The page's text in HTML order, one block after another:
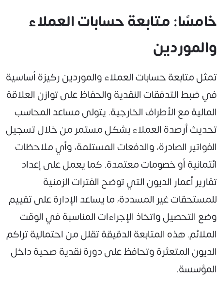
خامسًا: متابعة حسابات العملاء
والموردين
تمثل متابعة حسابات العملاء والموردين ركيزة أساسية
في ضبط التدفقات النقدية والحفاظ على توازن العلاقة
المالية مع الأطراف الخارجية. يتولى مساعد المحاسب
تحديث أرصدة العملاء بشكل مستمر من خلال تسجيل
الفواتير الصادرة، والدفعات المستلمة، وأي ملاحظات
ائتمانية أو خصومات معتمدة. كما يعمل على إعداد
تقارير أعمار الديون التي توضح الفترات الزمنية
للمستحقات غير المسددة، ما يساعد الإدارة على تقييم
وضع التحصيل واتخاذ الإجراءات المناسبة في الوقت
الملائم. هذه المتابعة الدقيقة تقلل من احتمالية تراكم
الديون المتعثرة وتحافظ على دورة نقدية صحية داخل
المؤسسة.